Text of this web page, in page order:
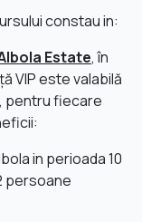
constau in:
Estate, în
VIP este valabilă
pentru fiecare
in perioada 10
persoane